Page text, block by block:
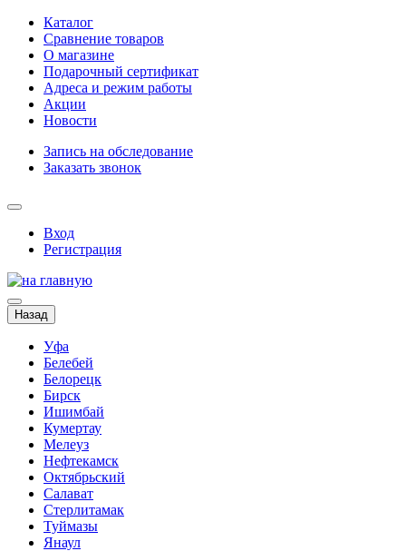
Каталог
Сравнение товаров
О магазине
Подарочный сертификат
Адреса и режим работы
Акции
Новости
Запись на обследование
Заказать звонок
Вход
Регистрация
Назад
Уфа
Белебей
Белорецк
Бирск
Ишимбай
Кумертау
Мелеуз
Нефтекамск
Октябрьский
Салават
Стерлитамак
Туймазы
Янаул